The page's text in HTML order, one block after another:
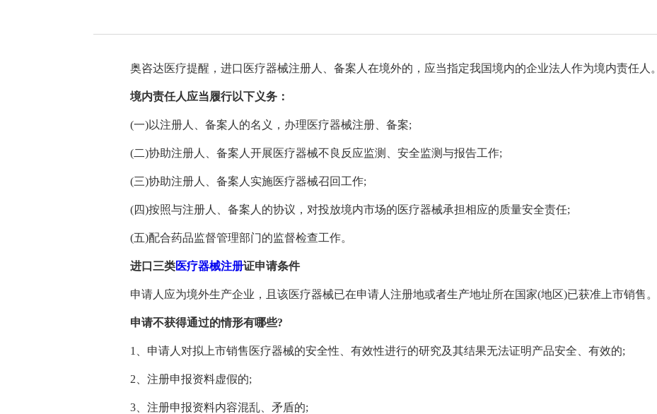
奥咨达医疗提醒，进口医疗器械注册人、备案人在境外的，应当指定我国境内的企业法人作为境内责任人。
境内责任人应当履行以下义务：
(一)以注册人、备案人的名义，办理医疗器械注册、备案;
(二)协助注册人、备案人开展医疗器械不良反应监测、安全监测与报告工作;
(三)协助注册人、备案人实施医疗器械召回工作;
(四)按照与注册人、备案人的协议，对投放境内市场的医疗器械承担相应的质量安全责任;
(五)配合药品监督管理部门的监督检查工作。
进口三类医疗器械注册证申请条件
申请人应为境外生产企业，且该医疗器械已在申请人注册地或者生产地址所在国家(地区)已获准上市销售。
申请不获得通过的情形有哪些?
1、申请人对拟上市销售医疗器械的安全性、有效性进行的研究及其结果无法证明产品安全、有效的;
2、注册申报资料虚假的;
3、注册申报资料内容混乱、矛盾的;